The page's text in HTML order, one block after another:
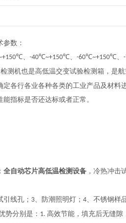
参数：
℃、 -40℃~+150℃、 -60℃~+150℃、
测机也是高低温交变试验检测箱，是
定各行各业各种各类的工业产品及材
指标是否还达标或者正常。
全自动芯片高低温检测设备 ，冷热冲击
引线孔； 3、防潮照明灯； 4、不锈钢样
势分别是： 1. 高效节能，填充后无缝隙